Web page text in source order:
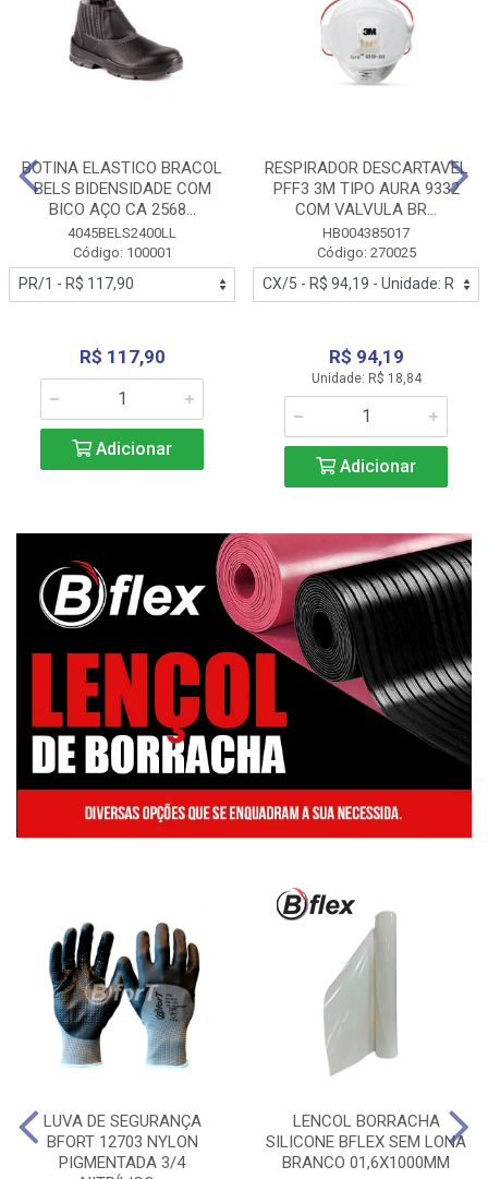
BOTINA ELASTICO BRACOL
BELS BIDENSIDADE COM
BICO AÇO CA 2568...
4045BELS2400LL
Código: 100001
R$ 117,90
Adicionar
RESPIRADOR DESCARTAVEL
PFF3 3M TIPO AURA 9332
COM VALVULA BR...
HB004385017
Código: 270025
R$ 94,19
Unidade: R$ 18,84
Adicionar
LUVA DE SEGURANÇA
BFORT 12703 NYLON
PIGMENTADA 3/4
LENCOL BORRACHA
SILICONE BFLEX SEM LONA
BRANCO 01,6X1000MM